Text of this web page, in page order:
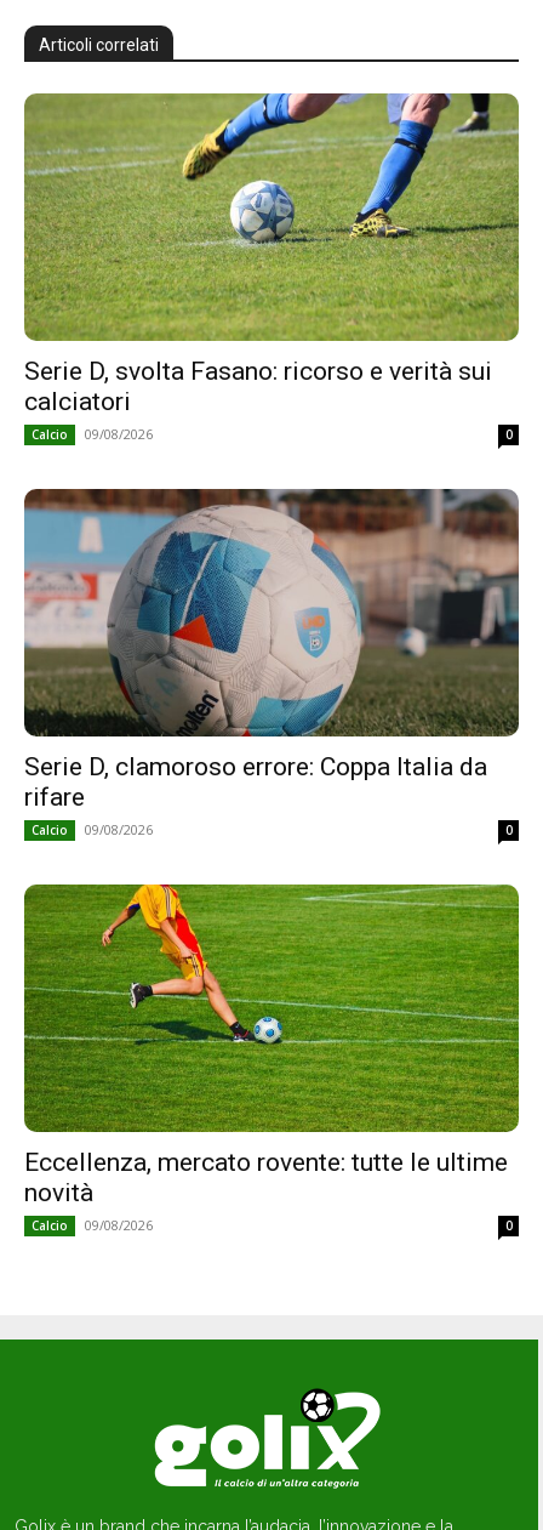
Articoli correlati
Serie D, svolta Fasano: ricorso e verità sui
calciatori
Calcio 09/08/2026 0
Serie D, clamoroso errore: Coppa Italia da
rifare
Calcio 09/08/2026 0
Eccellenza, mercato rovente: tutte le ultime
novità
Calcio 09/08/2026 0